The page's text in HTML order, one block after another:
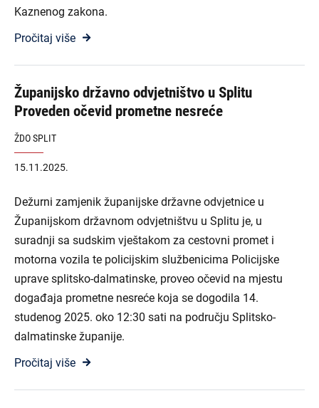
Kaznenog zakona.
Pročitaj više
Županijsko državno odvjetništvo u Splitu
Proveden očevid prometne nesreće
ŽDO SPLIT
15.11.2025.
Dežurni zamjenik županijske državne odvjetnice u
Županijskom državnom odvjetništvu u Splitu je, u
suradnji sa sudskim vještakom za cestovni promet i
motorna vozila te policijskim službenicima Policijske
uprave splitsko-dalmatinske, proveo očevid na mjestu
događaja prometne nesreće koja se dogodila 14.
studenog 2025. oko 12:30 sati na području Splitsko-
dalmatinske županije.
Pročitaj više